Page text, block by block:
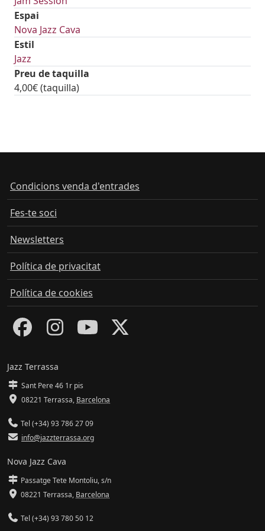
Espai
Nova Jazz Cava
Estil
Jazz
Preu de taquilla
4,00€ (taquilla)
Condicions venda d'entrades
Fes-te soci
Newsletters
Política de privacitat
Política de cookies
Jazz Terrassa
Sant Pere 46 1r pis
08221 Terrassa, Barcelona
Tel (+34) 93 786 27 09
info@jazzterrassa.org
Nova Jazz Cava
Passatge Tete Montoliu, s/n
08221 Terrassa, Barcelona
Tel (+34) 93 780 50 12